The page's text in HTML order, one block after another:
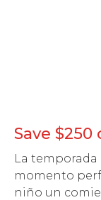
Save
La temporada
momento
niño un